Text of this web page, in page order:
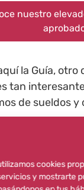
cookies
y mostrarte
nuestro
la Guía,
tan
de sueldos y
te haya